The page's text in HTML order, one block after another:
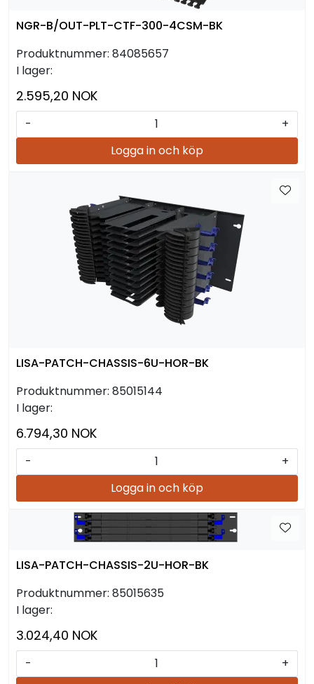
NGR-B/OUT-PLT-CTF-300-4CSM-BK
Produktnummer: 84085657
I lager:
2.595,20 NOK
-
+
Logga in och köp
LISA-PATCH-CHASSIS-6U-HOR-BK
Produktnummer: 85015144
I lager:
6.794,30 NOK
-
+
Logga in och köp
LISA-PATCH-CHASSIS-2U-HOR-BK
Produktnummer: 85015635
I lager:
3.024,40 NOK
-
+